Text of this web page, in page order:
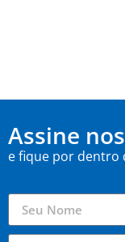
Assine
e fique por dentro